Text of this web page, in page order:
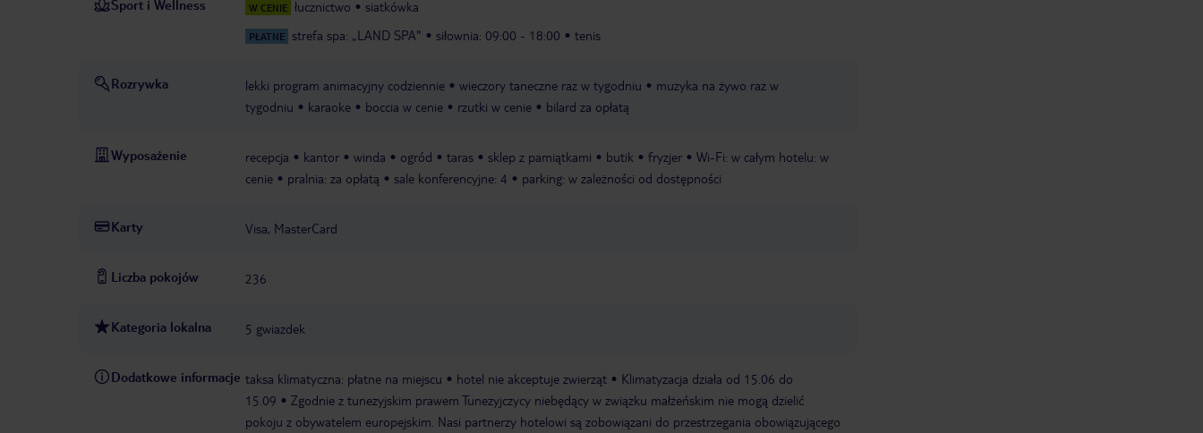
Sport i Wellness W CENIE łucznictwo siatkówka
PŁATNE strefa spa: „LAND SPA" siłownia: 09:00 - 18:00 tenis
Rozrywka lekki program animacyjny codziennie wieczory taneczne raz w tygodniu
muzyka na żywo raz w
tygodniu
karaoke boccia w cenie rzutki w cenie bilard za opłatą
Wyposażenie recepcja kantor winda ogród taras sklep z pamiątkami butik fryzjer
Wi-Fi: w całym hotelu: w
cenie
pralnia: za opłatą sale konferencyjne: 4 parking: w zależności od dostępności
Karty Visa, MasterCard
Liczba pokojów 236
Kategoria lokalna 5 gwiazdek
Dodatkowe informacje taksa klimatyczna: płatne na miejscu hotel nie akceptuje zwierząt
Klimatyzacja działa od 15.06 do
15.09
Zgodnie z tunezyjskim prawem Tunezyjczycy niebędący w związku małżeńskim nie mogą dzielić
pokoju z obywatelem europejskim. Nasi partnerzy hotelowi są zobowiązani do przestrzegania obowiązującego